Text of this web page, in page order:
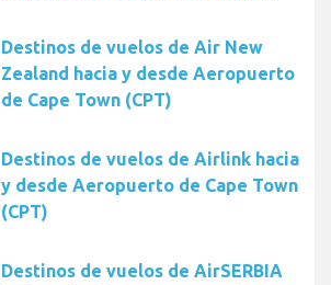
Destinos de vuelos de Air New
Zealand hacia y desde Aeropuerto
de Cape Town (CPT)
Destinos de vuelos de Airlink hacia
y desde Aeropuerto de Cape Town
(CPT)
Destinos de vuelos de AirSERBIA